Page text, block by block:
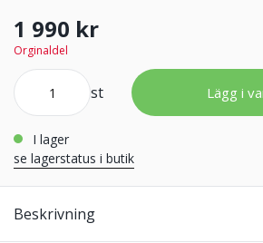
1 990 kr
Orginaldel
st Lägg i
i lager
se lagerstatus i butik
Beskrivning